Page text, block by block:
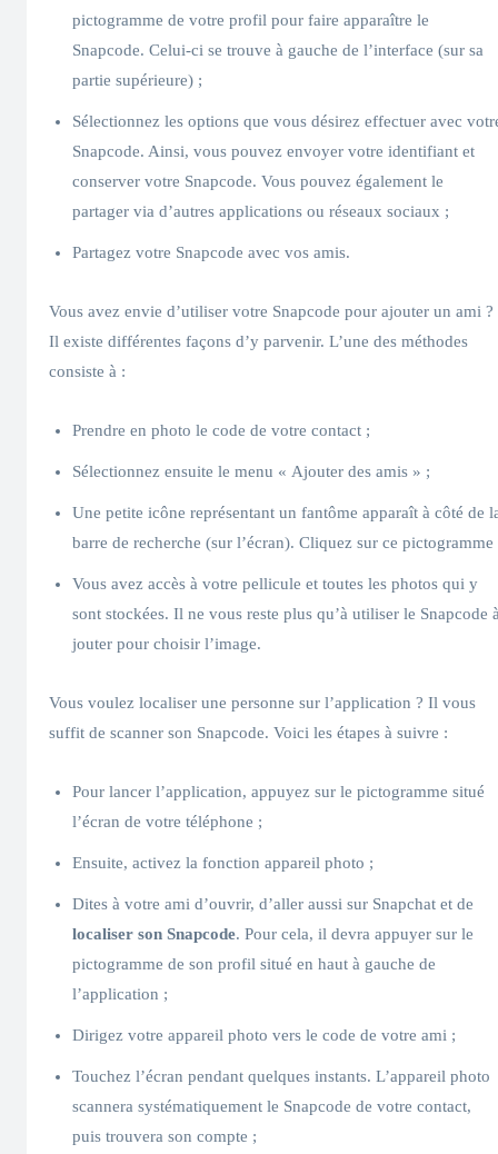
pictogramme de votre profil pour faire apparaître le
Snapcode. Celui-ci se trouve à gauche de l’interface (sur sa
partie supérieure) ;
Sélectionnez les options que vous désirez effectuer avec
Snapcode. Ainsi, vous pouvez envoyer votre identifiant et
conserver votre Snapcode. Vous pouvez également le
partager via d’autres applications ou réseaux sociaux ;
Partagez votre Snapcode avec vos amis.
Vous avez envie d’utiliser votre Snapcode pour ajouter un ami ?
Il existe différentes façons d’y parvenir. L’une des méthodes
consiste à :
Prendre en photo le code de votre contact ;
Sélectionnez ensuite le menu « Ajouter des amis » ;
Une petite icône représentant un fantôme apparaît à côté de
barre de recherche (sur l’écran). Cliquez sur ce pictogramme
Vous avez accès à votre pellicule et toutes les photos qui y
sont stockées. Il ne vous reste plus qu’à utiliser le Snapcode
jouter pour choisir l’image.
Vous voulez localiser une personne sur l’application ? Il vous
suffit de scanner son Snapcode. Voici les étapes à suivre :
Pour lancer l’application, appuyez sur le pictogramme situé
l’écran de votre téléphone ;
Ensuite, activez la fonction appareil photo ;
Dites à votre ami d’ouvrir, d’aller aussi sur Snapchat et de
localiser son Snapcode. Pour cela, il devra appuyer sur le
pictogramme de son profil situé en haut à gauche de
l’application ;
Dirigez votre appareil photo vers le code de votre ami ;
Touchez l’écran pendant quelques instants. L’appareil photo
scannera systématiquement le Snapcode de votre contact,
puis trouvera son compte ;